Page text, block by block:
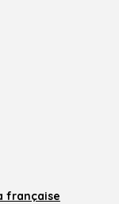
française